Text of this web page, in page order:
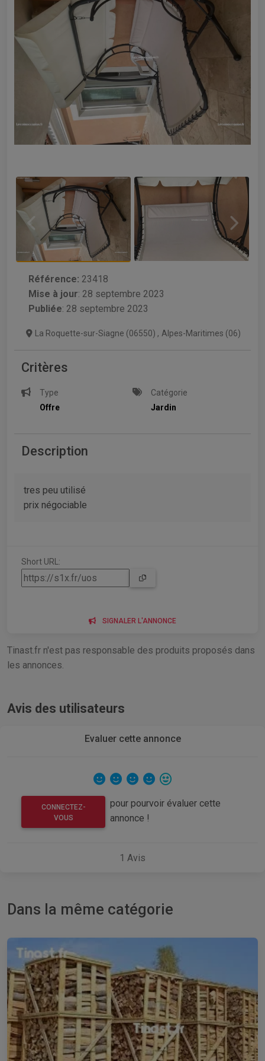
Référence: 23418
Mise à jour: 28 septembre 2023
Publiée: 28 septembre 2023
La Roquette-sur-Siagne (06550) , Alpes-Maritimes (06)
Critères
Type
Offre
Catégorie
Jardin
Description
tres peu utilisé
prix négociable
Short URL:
SIGNALER L'ANNONCE
Tinast.fr n'est pas responsable des produits proposés dans
les annonces.
Avis des utilisateurs
Evaluer cette annonce
CONNECTEZ-
VOUS
pour pourvoir évaluer cette
annonce !
1 Avis
Dans la même catégorie